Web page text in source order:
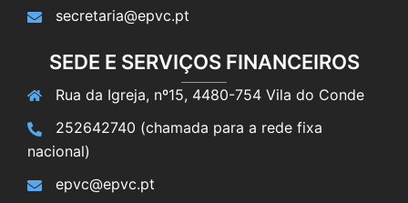
secretaria@epvc.pt
SEDE E SERVIÇOS FINANCEIROS
Rua da Igreja, nº15, 4480-754 Vila do Conde
252642740 (chamada para a rede fixa
nacional)
epvc@epvc.pt